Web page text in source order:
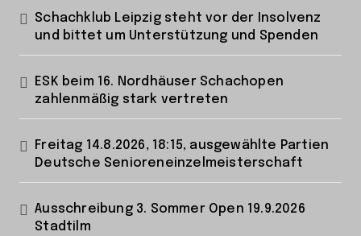
Schachklub Leipzig steht vor der Insolvenz
und bittet um Unterstützung und Spenden
ESK beim 16. Nordhäuser Schachopen
zahlenmäßig stark vertreten
Freitag 14.8.2026, 18:15, ausgewählte Partien
Deutsche Senioreneinzelmeisterschaft
Ausschreibung 3. Sommer Open 19.9.2026
Stadtilm